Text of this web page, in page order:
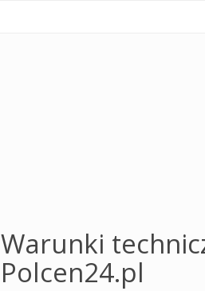
Warunki
Polcen24.pl